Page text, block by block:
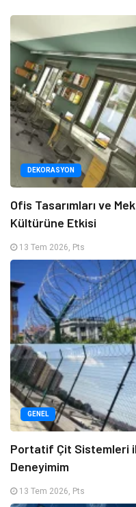
DEKORASYON
Ofis Tasarımları ve
Kültürüne Etkisi
13 Tem 2026, Pts
GENEL
Portatif Çit Sistemleri
Deneyimim
13 Tem 2026, Pts